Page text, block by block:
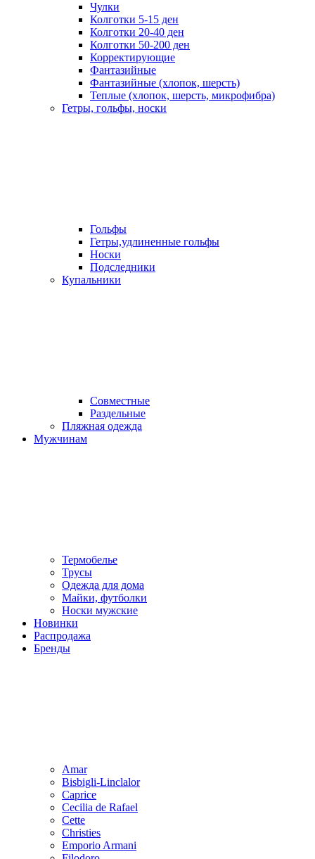
Чулки
Колготки 5-15 ден
Колготки 20-40 ден
Колготки 50-200 ден
Корректирующие
Фантазийные
Фантазийные (хлопок, шерсть)
Теплые (хлопок, шерсть, микрофибра)
Гетры, гольфы, носки
Гольфы
Гетры,удлиненные гольфы
Носки
Подследники
Купальники
Совместные
Раздельные
Пляжная одежда
Мужчинам
Термобелье
Трусы
Одежда для дома
Майки, футболки
Носки мужские
Новинки
Распродажа
Бренды
Amar
Bisbigli-Linclalor
Caprice
Cecilia de Rafael
Cette
Christies
Emporio Armani